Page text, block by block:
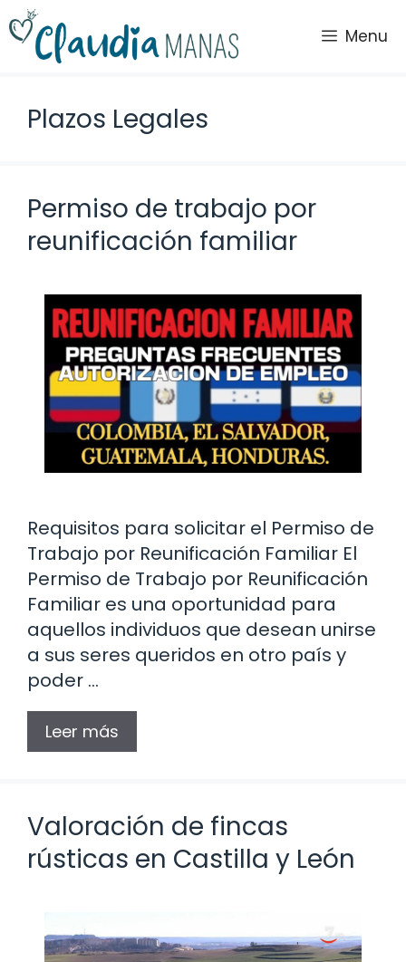
Saltar
al
contenido
Menu
Plazos Legales
Permiso de trabajo por
reunificación familiar
Requisitos para solicitar el Permiso de
Trabajo por Reunificación Familiar El
Permiso de Trabajo por Reunificación
Familiar es una oportunidad para
aquellos individuos que desean unirse
a sus seres queridos en otro país y
poder …
Leer más
Valoración de fincas
rústicas en Castilla y León